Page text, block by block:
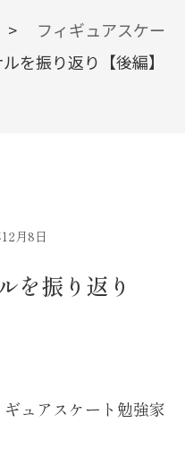
>
フィギュアスケー
を振り返り【後編】
月8日
を振り返り
ュアスケート勉強家